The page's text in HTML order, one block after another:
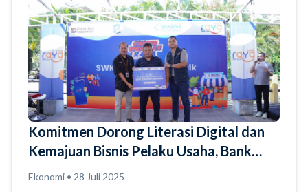
Komitmen Dorong Literasi Digital dan
Kemajuan Bisnis Pelaku Usaha, Bank
Raya Ajak Pelaku Usaha di Cluster
Ekonomi • 28 Juli 2025